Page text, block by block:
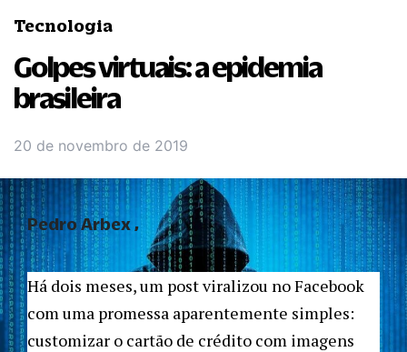
Tecnologia
Golpes virtuais: a epidemia
brasileira
20 de novembro de 2019
Há dois meses, um post viralizou no Facebook
com uma promessa aparentemente simples:
customizar o cartão de crédito com imagens
Pedro Arbex